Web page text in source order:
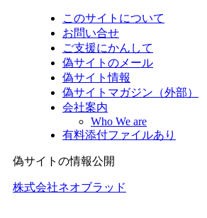
このサイトについて
お問い合せ
ご支援にかんして
偽サイトのメール
偽サイト情報
偽サイトマガジン（外部）
会社案内
Who We are
有料添付ファイルあり
偽サイトの情報公開
株式会社ネオブラッド